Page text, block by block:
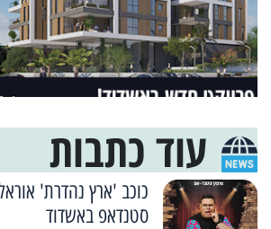
עוד כתבות
כוכב 'ארץ נהדרת'
סטנדאפ באשדוד